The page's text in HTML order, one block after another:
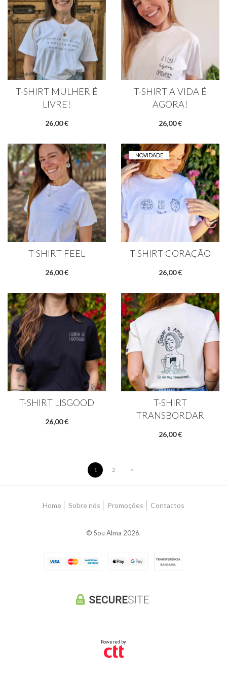
T-SHIRT MULHER É
LIVRE!
26,00 €
T-SHIRT A VIDA É
AGORA!
26,00 €
T-SHIRT FEEL
26,00 €
NOVIDADE
T-SHIRT CORAÇÃO
26,00 €
T-SHIRT LISGOOD
26,00 €
T-SHIRT
TRANSBORDAR
26,00 €
1 2 >
Home Sobre nós Promoções Contactos
© Sou Alma 2026.
Powered by